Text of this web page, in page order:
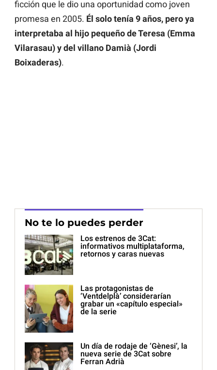
ficción que le dio una oportunidad como joven
promesa en 2005. Él solo tenía 9 años, pero ya
interpretaba al hijo pequeño de Teresa (Emma
Vilarasau) y del villano Damià (Jordi
Boixaderas).
No te lo puedes perder
Los estrenos de 3Cat:
informativos multiplataforma,
retornos y caras nuevas
Las protagonistas de
‘Ventdelplà’ considerarían
grabar un «capítulo especial»
de la serie
Un día de rodaje de ‘Gènesi’, la
nueva serie de 3Cat sobre
Ferran Adrià